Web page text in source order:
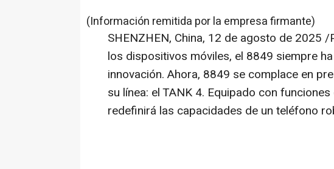
(Información remitida por la empresa firmante)
SHENZHEN, China, 12 de agosto de 2025 /
los dispositivos móviles, el 8849 siempre
innovación. Ahora, 8849 se complace en
su línea: el TANK 4. Equipado con
redefinirá las capacidades de un teléfono